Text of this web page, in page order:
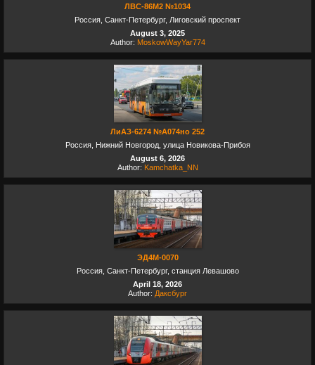
ЛВС-86М2 №1034
Россия, Санкт-Петербург, Лиговский проспект
August 3, 2025
Author: MoskowWayYar774
ЛиАЗ-6274 №А074но 252
Россия, Нижний Новгород, улица Новикова-Прибоя
August 6, 2026
Author: Kamchatka_NN
ЭД4М-0070
Россия, Санкт-Петербург, станция Левашово
April 18, 2026
Author: Даксбург